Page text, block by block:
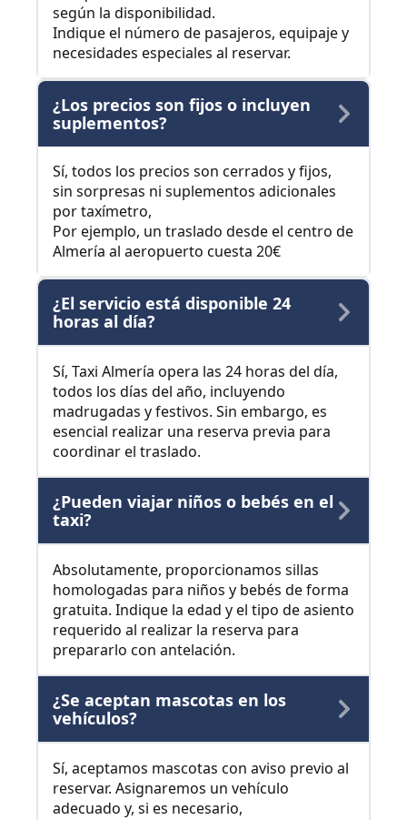
según la disponibilidad.
Indique el número de pasajeros, equipaje y
necesidades especiales al reservar.
¿Los precios son fijos o incluyen
suplementos?
Sí, todos los precios son cerrados y fijos,
sin sorpresas ni suplementos adicionales
por taxímetro,
Por ejemplo, un traslado desde el centro de
Almería al aeropuerto cuesta 20€
¿El servicio está disponible 24
horas al día?
Sí, Taxi Almería opera las 24 horas del día,
todos los días del año, incluyendo
madrugadas y festivos. Sin embargo, es
esencial realizar una reserva previa para
coordinar el traslado.
¿Pueden viajar niños o bebés en el
taxi?
Absolutamente, proporcionamos sillas
homologadas para niños y bebés de forma
gratuita. Indique la edad y el tipo de asiento
requerido al realizar la reserva para
prepararlo con antelación.
¿Se aceptan mascotas en los
vehículos?
Sí, aceptamos mascotas con aviso previo al
reservar. Asignaremos un vehículo
adecuado y, si es necesario,